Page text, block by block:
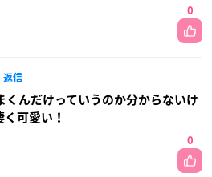
0
返信
くんだけっていうのか分からないけ
可愛い！
0